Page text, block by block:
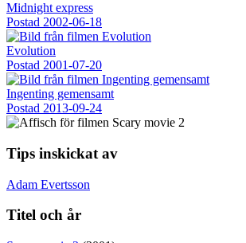
Midnight express
Postad 2002-06-18
Evolution
Postad 2001-07-20
Ingenting gemensamt
Postad 2013-09-24
Tips inskickat av
Adam Evertsson
Titel och år